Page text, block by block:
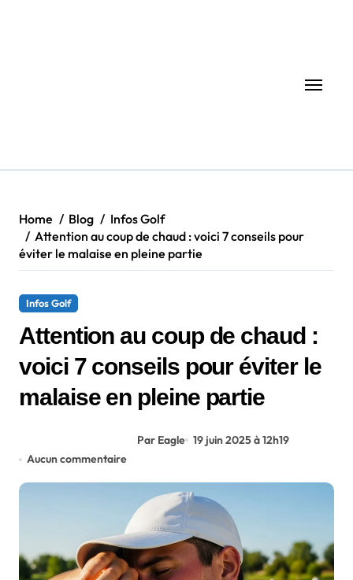
Home Blog
Infos Golf
Attention au coup de chaud : voici 7 conseils pour
éviter le malaise en pleine partie
Infos Golf
Attention au coup de chaud :
voici 7 conseils pour éviter le
malaise en pleine partie
Par Eagle 19 juin 2025 à 12h19
Aucun commentaire